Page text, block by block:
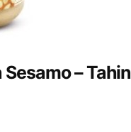
– Tahin